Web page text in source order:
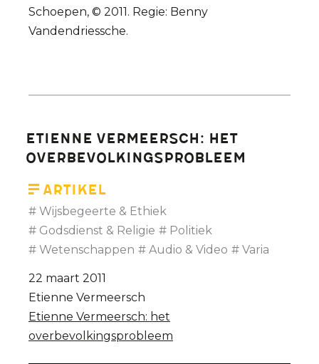
Schoepen, © 2011. Regie: Benny
Vandendriessche.
Etienne Vermeersch: het
overbevolkingsprobleem
Artikel
Wijsbegeerte & Ethiek
Godsdienst & Religie
Politiek
Wetenschappen
Audio & Video Varia
22 maart 2011
Etienne Vermeersch
Etienne Vermeersch: het
overbevolkingsprobleem